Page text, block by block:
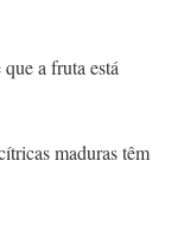
a fruta está
maduras têm